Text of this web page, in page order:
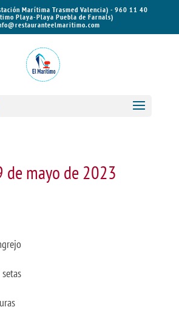
Marítima Trasmed Valencia) - 960 11 40
Playa-Playa Puebla de Farnals)
de mayo de 2023